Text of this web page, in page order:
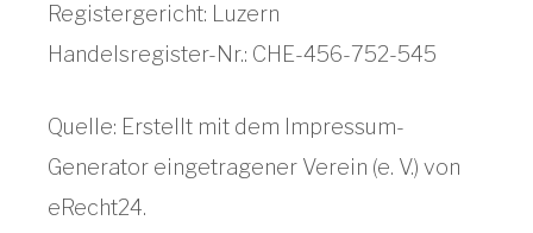
Registergericht: Luzern
Handelsregister-Nr.: CHE-456-752-545
Quelle: Erstellt mit dem Impressum-
Generator eingetragener Verein (e. V.) von
eRecht24.